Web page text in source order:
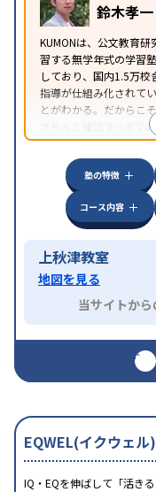
鈴木孝一
KUMONは、公文教育
習する無学年式の学習
しており、国内1.5万
指導が仕組み化されて
とがわかる。だからこ
きちんと確認すべきで
方見学してみることを
塾の特徴
コース内容
上秋津教室
地図を見る
当サイトか
EQWEL(イクウェ
IQ・EQを伸ばして「活き